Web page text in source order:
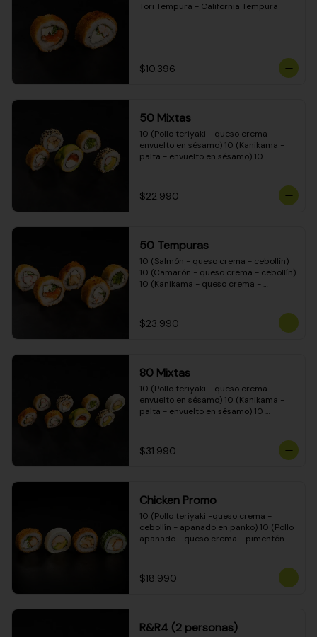
Tori Tempura - California Tempura
$10.396
50 Mixtas
10 (Pollo teriyaki - queso crema -
envuelto en sésamo) 10 (Kanikama -
palta - envuelto en sésamo) 10
cebollín - envuelto en masa tempura)
10 (Pimentón - queso crema - cebollín
$22.990
50 Tempuras
10 (Salmón - queso crema - cebollín)
10 (Camarón - queso crema - cebollín)
10 (Kanikama - queso crema -
crema - cebollín)
$23.990
80 Mixtas
10 (Pollo teriyaki - queso crema -
envuelto en sésamo) 10 (Kanikama -
palta - envuelto en sésamo) 10
envuelto en queso crema) 10
(Camarón - queso crema - cebollín -
teriyaki - queso crema - cebollín -
envuelto en masa tempura) 10
(Pimentón - queso crema - cebollín -
envuelto en masa tempura)
$31.990
Chicken Promo
10 (Pollo teriyaki -queso crema -
cebollín - apanado en panko) 10 (Pollo
apanado - queso crema - pimentón -
ciboulette) 10 (Pollo teriyaki - palta -
envuelto en queso crema)
$18.990
R&R4 (2 personas)